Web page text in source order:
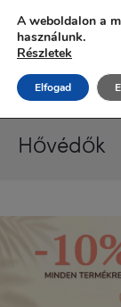
Hővédők
A weboldalon a
használunk.
Részletek
Elfogad